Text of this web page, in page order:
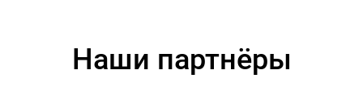
Наши партнёры